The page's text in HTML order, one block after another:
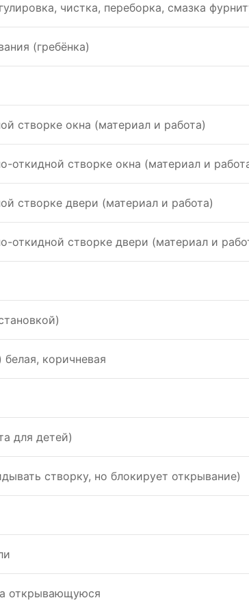
чистка, переборка, смазка
(гребёнка)
створке окна (материал и работа)
откидной створке окна (материал и
створке двери (материал и работа)
откидной створке двери (материал и
коричневая
для детей)
створку, но блокирует открывание)
открывающуюся